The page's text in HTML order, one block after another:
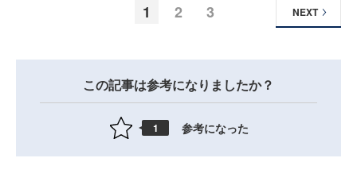
1 2 3 NEXT
この記事は参考になりましたか？
1 参考になった